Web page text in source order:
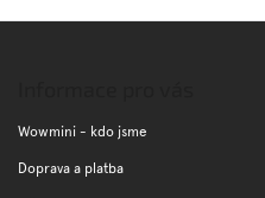
Wowmini - kdo jsme
Doprava a platba